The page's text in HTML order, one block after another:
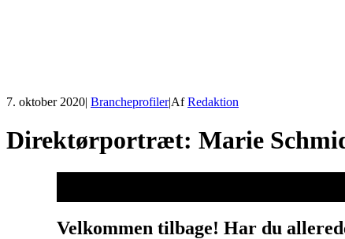
7. oktober 2020| Brancheprofiler|AfRedaktion
Direktørportræt: Marie
Velkommen tilbage! Har du